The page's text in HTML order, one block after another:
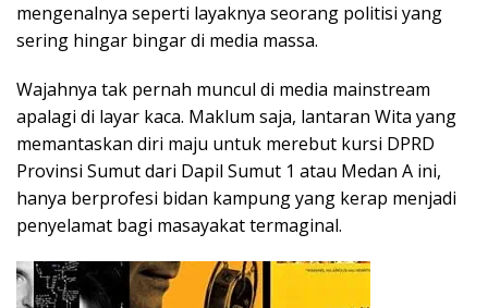
mengenalnya seperti layaknya seorang politisi yang
sering hingar bingar di media massa.
Wajahnya tak pernah muncul di media mainstream
apalagi di layar kaca. Maklum saja, lantaran Wita yang
memantaskan diri maju untuk merebut kursi DPRD
Provinsi Sumut dari Dapil Sumut 1 atau Medan A ini,
hanya berprofesi bidan kampung yang kerap menjadi
penyelamat bagi masayakat termaginal.